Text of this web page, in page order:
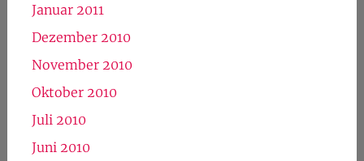
Januar 2011
Dezember 2010
November 2010
Oktober 2010
Juli 2010
Juni 2010